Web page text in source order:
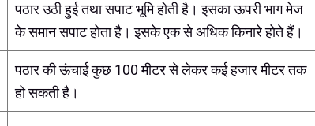
पठार उठी हुई तथा सपाट भूमि होती है। इसका ऊपरी भाग मेज
के समान सपाट होता है। इसके एक से अधिक किनारे होते हैं।
पठार की ऊंचाई कुछ 100 मीटर से लेकर कई हजार मीटर तक
हो सकती है।